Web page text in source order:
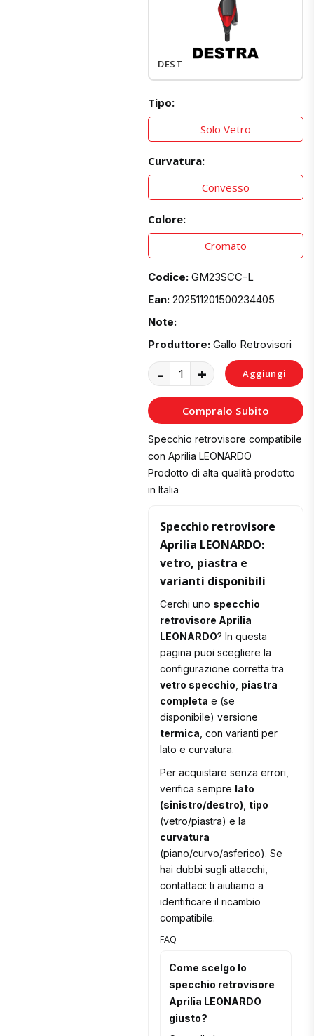
DESTRO
Tipo:
Solo Vetro
Curvatura:
Convesso
Colore:
Cromato
Codice: GM23SCC-L
Ean: 202511201500234405
Note:
Produttore: Gallo Retrovisori
- + Aggiungi
al
Carrello
Compralo Subito
Specchio retrovisore compatibile
con Aprilia LEONARDO
Prodotto di alta qualità prodotto
in Italia
Specchio retrovisore
Aprilia LEONARDO:
vetro, piastra e
varianti disponibili
Cerchi uno specchio
retrovisore Aprilia
LEONARDO? In questa
pagina puoi scegliere la
configurazione corretta tra
vetro specchio piastra
completa e (se
disponibile) versione
termica , con varianti per
lato e curvatura.
Per acquistare senza errori,
verifica sempre lato
(sinistro/destro) tipo
(vetro/piastra) e la
curvatura
(piano/curvo/asferico). Se
hai dubbi sugli attacchi,
contattaci: ti aiutiamo a
identificare il ricambio
compatibile.
FAQ
Come scelgo lo
specchio retrovisore
Aprilia LEONARDO
giusto?